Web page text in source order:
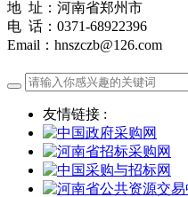
地 址：河南省郑州市
电 话：0371-68922396
Email：hnszczb@126.com
友情链接 :